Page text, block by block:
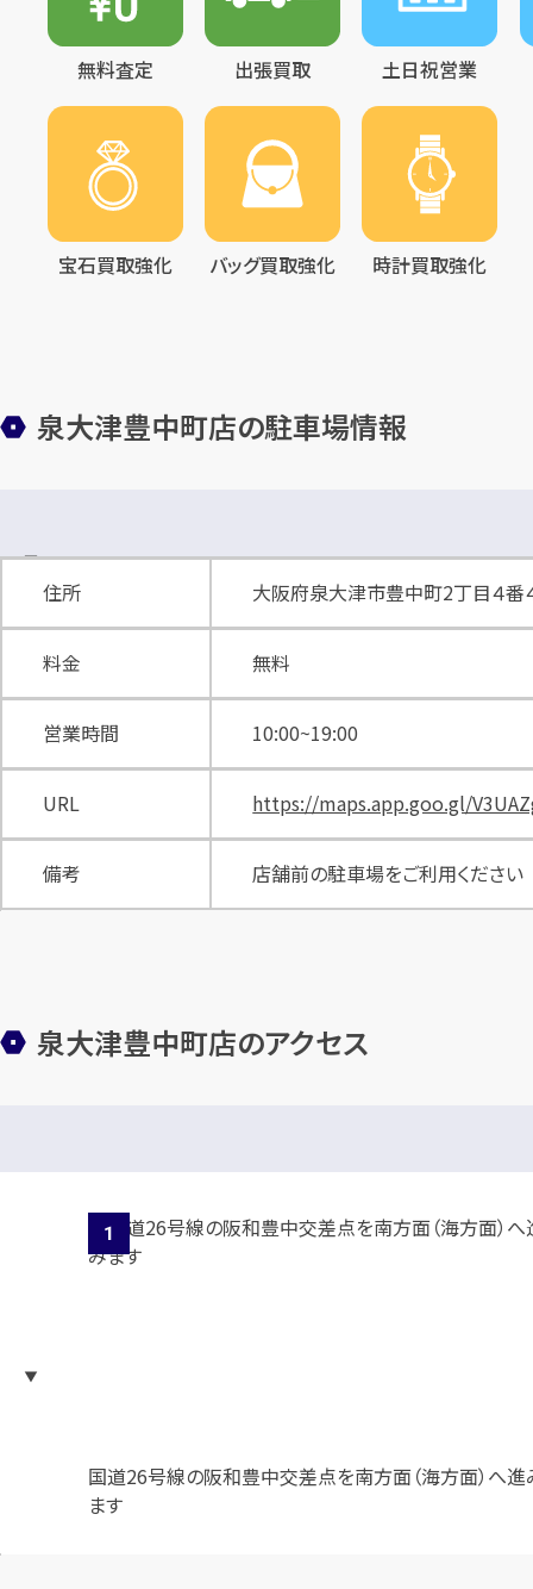
無料査定 出張買取 土日祝営業
宝石買取強化 バッグ買取強化 時計買取強化
泉大津豊中町店の駐車場情報
住所 大阪府泉大津市豊中町2丁目４番
料金 無料
営業時間 10:00~19:00
URL https://maps.app.goo.gl/
備考 店舗前の駐車場をご利用ください
泉大津豊中町店のアクセス
国道26号線の阪和豊中交差点を南方面（海方面）へ進
ます